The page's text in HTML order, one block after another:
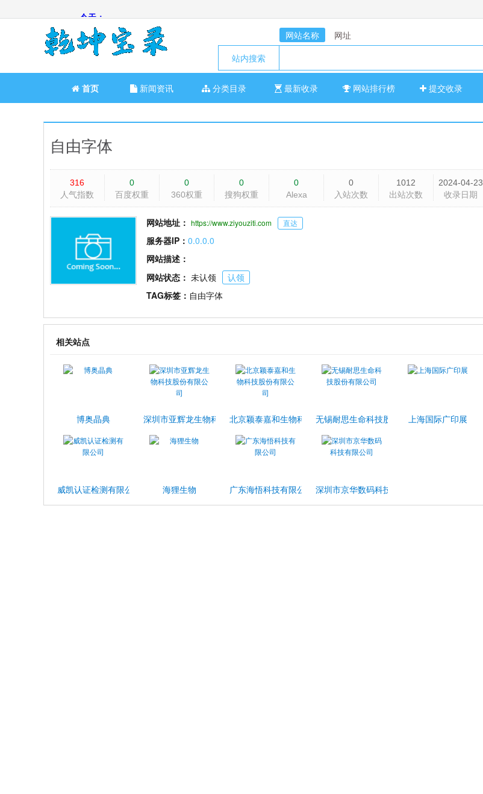
网站名称
网址
站内搜索
首页 新闻资讯 分类目录 最新收录 网站排行榜 提交收录
自由字体
316
人气指数
0
百度权重
0
360权重
0
搜狗权重
0
Alexa
0
入站次数
1012
出站次数
2024-04-23
收录日期
网站地址： https://www.ziyouziti.com 直达
服务器IP： 0.0.0.0
网站描述：
网站状态： 未认领
认领
TAG标签： 自由字体
相关站点
博奥晶典 深圳市亚辉龙生物科技股份有限公司北京颖泰嘉和生物科技股份有限公司无锡耐思生命科技股份有限公司上海国际广印展
威凯认证检测有限公司 海狸生物 广东海悟科技有限公司 深圳市京华数码科技有限公司